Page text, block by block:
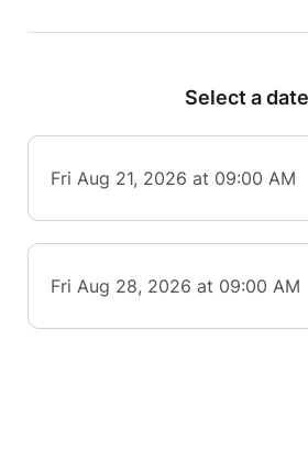
Select a date
Fri Aug 21, 2026 at 09:00 AM
Fri Aug 28, 2026 at 09:00 AM